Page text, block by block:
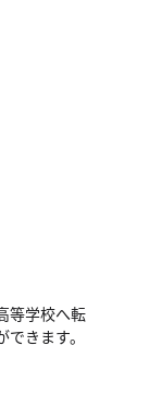
等学校へ転
きます。